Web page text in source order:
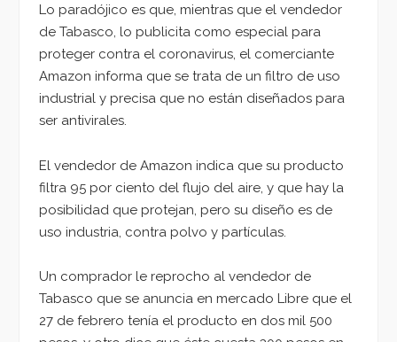
Lo paradójico es que, mientras que el vendedor
de Tabasco, lo publicita como especial para
proteger contra el coronavirus, el comerciante
Amazon informa que se trata de un filtro de uso
industrial y precisa que no están diseñados para
ser antivirales.
El vendedor de Amazon indica que su producto
filtra 95 por ciento del flujo del aire, y que hay la
posibilidad que protejan, pero su diseño es de
uso industria, contra polvo y partículas.
Un comprador le reprocho al vendedor de
Tabasco que se anuncia en mercado Libre que el
27 de febrero tenía el producto en dos mil 500